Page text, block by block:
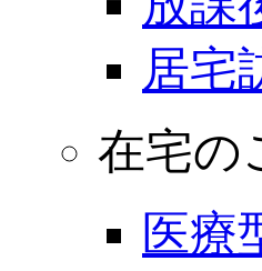
居宅
在宅の
医療